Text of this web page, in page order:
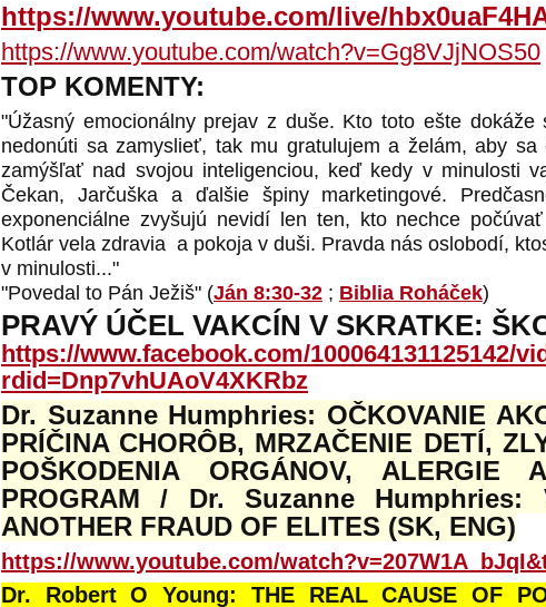
https://www.youtube.com/live/
https://www.youtube.com/watch?v=Gg8VJjNOS50
TOP KOMENTY:
"Úžasný emocionálny prejav z duše. Kto toto ešte
nedonúti sa zamyslieť, tak mu gratulujem a želám, aby sa
zamýšľať nad svojou inteligenciou, keď kedy v minulosti
Čekan, Jarčuška a ďalšie špiny marketingové.
exponenciálne zvyšujú nevidí len ten, kto nechce
Kotlár vela zdravia a pokoja v duši. Pravda nás oslobodí,
v minulosti..."
"Povedal to Pán Ježiš" (Ján 8:30-32 ; Biblia Roháček)
PRAVÝ ÚČEL VAKCÍN V SKRATKE:
https://www.facebook.com/100064131125142/
rdid=Dnp7vhUAoV4XKRbz
Dr. Suzanne Humphries: OČKOVANIE
PRÍČINA CHORÔB, MRZAČENIE DETÍ,
POŠKODENIA ORGÁNOV, ALERGIE
PROGRAM / Dr. Suzanne Humphries:
ANOTHER FRAUD OF ELITES (SK, ENG)
https://www.youtube.com/
Dr. Robert O Young: THE REAL CAUSE OF